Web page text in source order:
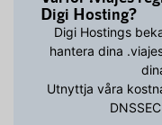
Digi Hosting?
Digi Hostings
hantera dina
Utnyttja våra